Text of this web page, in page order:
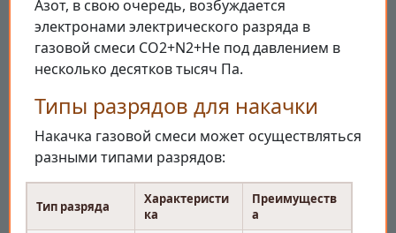
Азот, в свою очередь, возбуждается
электронами электрического разряда в
газовой смеси CO2+N2+He под давлением в
несколько десятков тысяч Па.
Типы разрядов для накачки
Накачка газовой смеси может осуществляться
разными типами разрядов:
Тип разряда
Характеристи
ка
Преимуществ
а